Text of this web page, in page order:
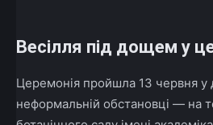
Весілля під дощем у
Церемонія пройшла 13 червня у
неформальній обстановці — на